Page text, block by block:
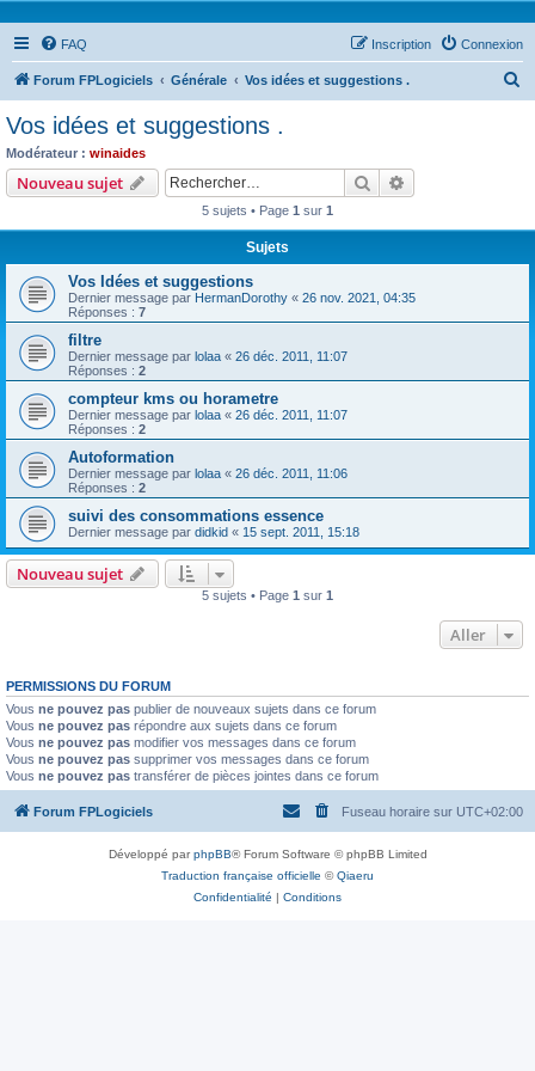
FAQ Connexion
Inscription
Forum FPLogiciels Générale Vos idées et suggestions .
Vos idées et suggestions .
Modérateur : winaides
Nouveau sujet Rechercher
5 sujets • Page 1 sur 1
Sujets
Vos Idées et suggestions
Dernier message par HermanDorothy « 26 nov. 2021, 04:35
Réponses : 7
filtre
Dernier message par lolaa « 26 déc. 2011, 11:07
Réponses : 2
compteur kms ou horametre
Dernier message par lolaa « 26 déc. 2011, 11:07
Réponses : 2
Autoformation
Dernier message par lolaa « 26 déc. 2011, 11:06
Réponses : 2
suivi des consommations essence
Dernier message par didkid « 15 sept. 2011, 15:18
Nouveau sujet
5 sujets • Page 1 sur 1
Aller
PERMISSIONS DU FORUM
Vous ne pouvez pas publier de nouveaux sujets dans ce forum
Vous ne pouvez pas répondre aux sujets dans ce forum
Vous ne pouvez pas modifier vos messages dans ce forum
Vous ne pouvez pas supprimer vos messages dans ce forum
Vous ne pouvez pas transférer de pièces jointes dans ce forum
Forum FPLogiciels Fuseau horaire sur UTC+02:00
Développé parphpBB® Forum Software © phpBB Limited
Traduction française officielle ©Qiaeru
Confidentialité | Conditions